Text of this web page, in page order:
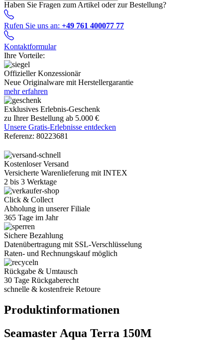
Haben Sie Fragen zum Artikel oder zur Bestellung?
Rufen Sie uns an: +49 761 400077 77
Kontaktformular
Ihre Vorteile:
Offizieller Konzessionär
Neue Originalware mit Herstellergarantie
mehr erfahren
Exklusives Erlebnis-Geschenk
zu Ihrer Bestellung ab 5.000 €
Unsere Gratis-Erlebnisse entdecken
Referenz: 80223681
Kostenloser Versand
Versicherte Warenlieferung mit INTEX
2 bis 3 Werktage
Click & Collect
Abholung in unserer Filiale
365 Tage im Jahr
Sichere Bezahlung
Datenübertragung mit SSL-Verschlüsselung
Raten- und Rechnungskauf möglich
Rückgabe & Umtausch
30 Tage Rückgaberecht
schnelle & kostenfreie Retoure
Produktinformationen
Seamaster Aqua Terra 150M